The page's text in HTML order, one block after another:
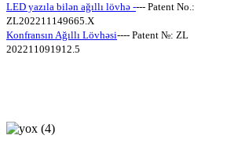
LED yazıla bilən ağıllı lövhə ---- Patent No.:
ZL202211149665.X
Konfransın Ağıllı Lövhəsi---- Patent №: ZL
202211091912.5